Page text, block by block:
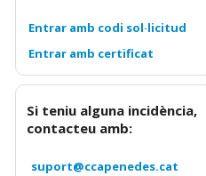
Entrar amb codi sol·licitud
Si teniu alguna incidència,
contacteu amb:
suport@ccapenedes.cat